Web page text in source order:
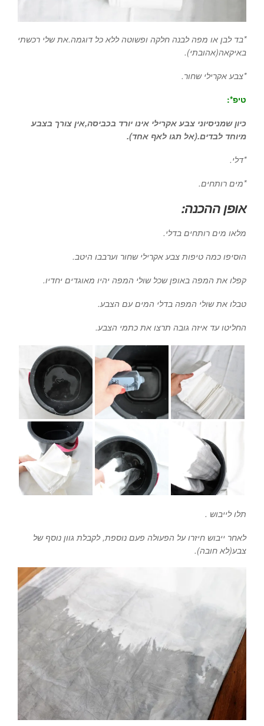
*בד לבן או מפה לבנה חלקה ופשוטה ללא כל דוגמה.את שלי רכשתי
באיקאה(אהובתי).
*צבע אקרילי שחור.
טיפ*:
כיון שמניסיוני צבע אקרילי אינו יורד בכביסה,אין צורך בצבע
מיוחד לבדים.(אל תגו לאף אחד).
*דלי.
*מים רותחים.
אופן ההכנה:
מלאו מים רותחים בדלי.
הוסיפו כמה טיפות צבע אקרילי שחור וערבבו היטב.
קפלו את המפה באופן שכל שולי המפה יהיו מאוגדים יחדיו.
טבלו את שולי המפה בדלי המים עם הצבע.
החליטו עד איזה גובה תרצו את כתמי הצבע.
תלו לייבוש .
לאחר ייבוש חיזרו על הפעולה פעם נוספת, לקבלת גוון נוסף של
צבע(לא חובה).